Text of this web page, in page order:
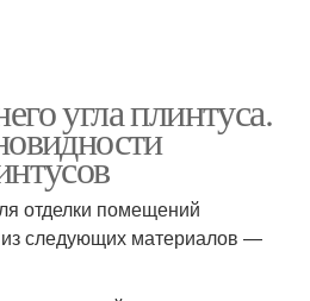
угла плинтуса.
отделки помещений
из следующих материалов —